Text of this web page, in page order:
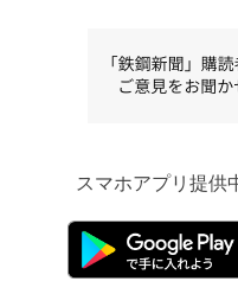
スマホアプリ提供